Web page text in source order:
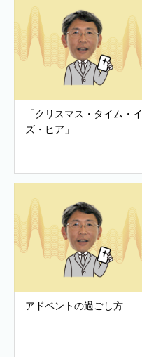
「クリスマス・タイム・イ
ズ・ヒア」
アドベントの過ごし方